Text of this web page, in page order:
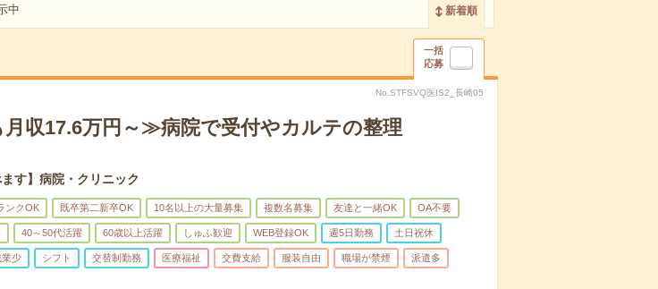
中 新着順
一括
応募
No.STFSVQ医IS2_長崎05
収17.6万円～≫病院で受付やカルテの整理
ます】病院・クリニック
ンクOK 既卒第二新卒OK 10名以上の大量募集 複数名募集 友達と一緒OK OA不要
40～50代活躍 60歳以上活躍 しゅふ歓迎 WEB登録OK 週5日勤務 土日祝休
業少 シフト 交替制勤務 医療福祉 交費支給 服装自由 職場が禁煙 派遣多